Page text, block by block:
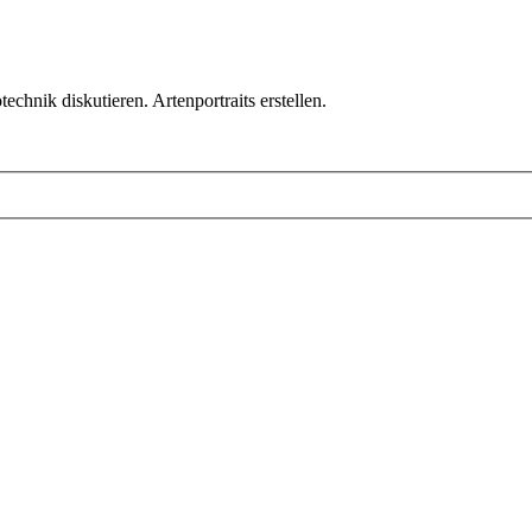
diskutieren. Artenportraits erstellen.